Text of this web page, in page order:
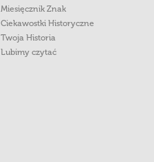
Miesięcznik Znak
Ciekawostki Historyczne
Twoja Historia
Lubimy czytać